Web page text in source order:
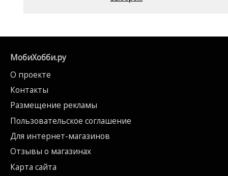
МобиХобби.ру
О проекте
Контакты
Размещение рекламы
Пользовательское соглашение
Для интернет-магазинов
Отзывы о магазинах
Карта сайта